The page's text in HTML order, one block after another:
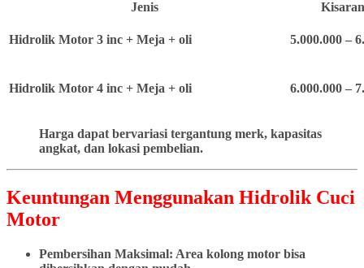
Jenis
Hidrolik Motor 3 inc + Meja + oli 5.000.000 –
Hidrolik Motor 4 inc + Meja + oli 6.000.000 –
Harga dapat bervariasi tergantung merk, kapasitas
angkat, dan lokasi pembelian.
Keuntungan Menggunakan Hidrolik Cuci
Motor
Pembersihan Maksimal: Area kolong motor bisa